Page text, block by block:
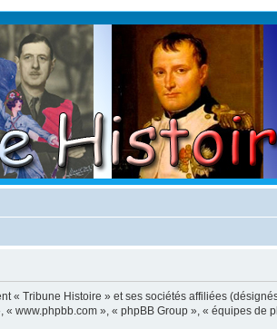
« Tribune Histoire » et ses sociétés affiliées
www.phpbb.com », « phpBB Group », « équipes